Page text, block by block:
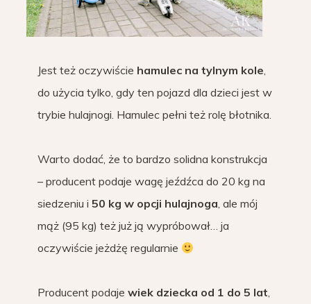
Jest też oczywiście hamulec na tylnym kole,
do użycia tylko, gdy ten pojazd dla dzieci jest w
trybie hulajnogi. Hamulec pełni też rolę błotnika.
Warto dodać, że to bardzo solidna konstrukcja
– producent podaje wagę jeźdźca do 20 kg na
siedzeniu i 50 kg w opcji hulajnoga, ale mój
mąż (95 kg) też już ją wypróbował… ja
oczywiście jeżdżę regularnie
Producent podaje wiek dziecka od 1 do 5 lat,